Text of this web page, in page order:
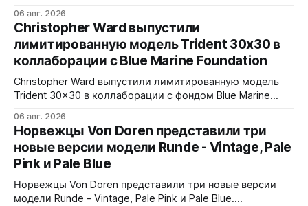
Верхняя часть корпуса выполнена из цельного блока
сапфира с призмой, отображающей прыгающие часы и
бегущие минуты вертикально. Подсветка C1 X1 BL
Super-LumiNova на индексах - впервые в истории
Digitrend дисплей светится в темноте.
06 авг. 2026
Christopher Ward выпустили
лимитированную модель Trident 30x30 в
коллаборации с Blue Marine Foundation
Christopher Ward выпустили лимитированную модель
Trident 30x30 в коллаборации с фондом Blue Marine
рисунок на циферблате имитирует морские приливы,
бирюзовый цвет и красная секундная стрелка отсылают
к окраске рыбы-попугая - символу кампании фонда
#FishForTomorrow. На задней крышке выгравирован
логотип 30x30. С продажи каждого экземпляра 30
06 авг. 2026
Норвежцы Von Doren представили три
новые версии модели Runde - Vintage, Pale
Pink и Pale Blue
Норвежцы Von Doren представили три новые версии
модели Runde - Vintage, Pale Pink и Pale Blue.